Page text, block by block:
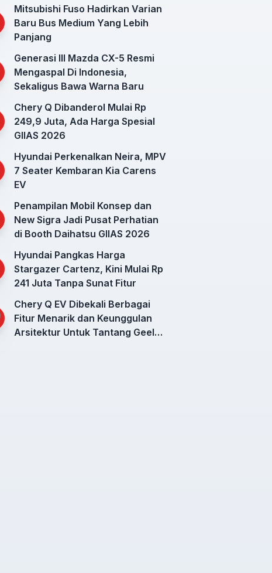
Mitsubishi Fuso Hadirkan Varian
Baru Bus Medium Yang Lebih
Panjang
Generasi III Mazda CX-5 Resmi
Mengaspal Di Indonesia,
Sekaligus Bawa Warna Baru
Chery Q Dibanderol Mulai Rp
249,9 Juta, Ada Harga Spesial
GIIAS 2026
Hyundai Perkenalkan Neira, MPV
7 Seater Kembaran Kia Carens
EV
Penampilan Mobil Konsep dan
New Sigra Jadi Pusat Perhatian
di Booth Daihatsu GIIAS 2026
Hyundai Pangkas Harga
Stargazer Cartenz, Kini Mulai Rp
241 Juta Tanpa Sunat Fitur
Chery Q EV Dibekali Berbagai
Fitur Menarik dan Keunggulan
Arsitektur Untuk Tantang Geely